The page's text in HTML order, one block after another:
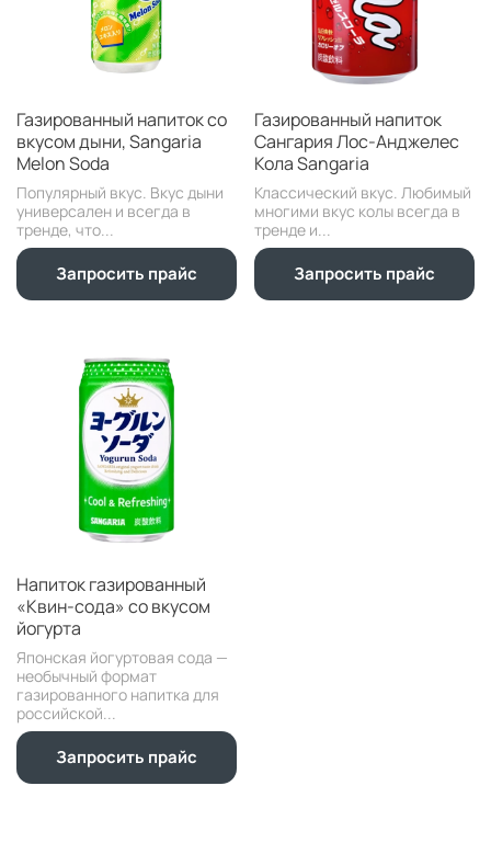
Газированный напиток со
вкусом дыни, Sangaria
Melon Soda
Популярный вкус. Вкус дыни
универсален и всегда в
тренде, что...
Запросить прайс
Газированный напиток
Сангария Лос-Анджелес
Кола Sangaria
Классический вкус. Любимый
многими вкус колы всегда в
тренде и...
Запросить прайс
Напиток газированный
«Квин-сода» со вкусом
йогурта
Японская йогуртовая сода —
необычный формат
газированного напитка для
российской...
Запросить прайс